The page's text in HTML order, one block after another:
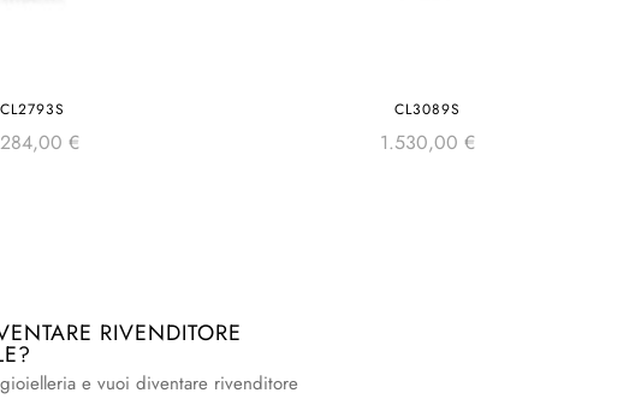
CL2793S
€
CL3089S
1.530,00 €
RIVENDITORE
e vuoi diventare rivenditore